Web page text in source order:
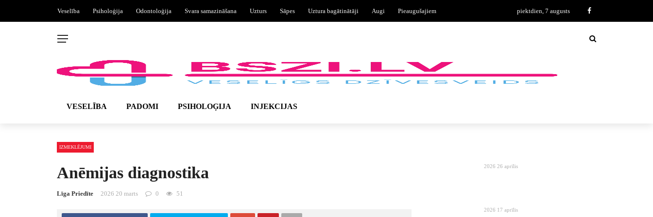
Veselība Psiholoģija Odontoloģija Svara samazināšana Uzturs Sāpes Uztura bagātinātāji Augi Pieaugušajiem piektdien, 7 augusts
VESELĪBA PADOMI PSIHOLOĢIJA INJEKCIJAS
IZMEKLĒJUMI
Anēmijas diagnostika
Līga Priedīte 2026 20 marts 0 51
2026 26 aprīlis
2026 17 aprīlis